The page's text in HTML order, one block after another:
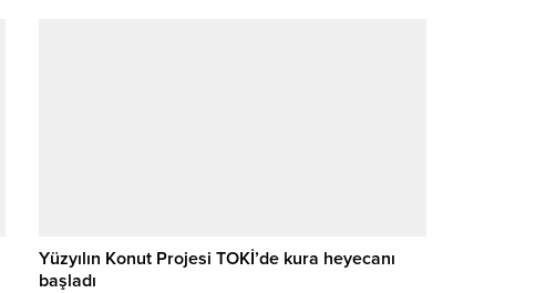
Yüzyılın Konut Projesi TOKİ’de kura heyecanı
başladı